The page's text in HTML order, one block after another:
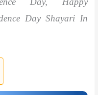
Day Shayari In